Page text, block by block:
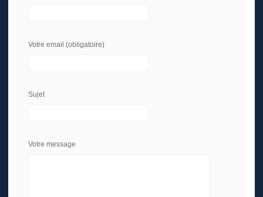
Votre email (obligatoire)
Sujet
Votre message